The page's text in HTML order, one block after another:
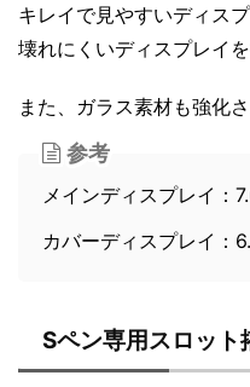
キレイで見やすいディス
壊れにくいディスプレイ
また、ガラス素材も強化
参考
メインディスプレイ：
カバーディスプレイ：
Sペン専用スロット